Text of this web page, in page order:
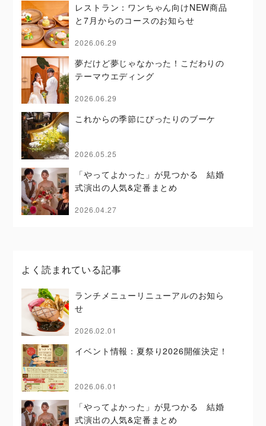
レストラン：ワンちゃん向けNEW商品
と7月からのコースのお知らせ
2026.06.29
夢だけど夢じゃなかった！こだわりの
テーマウエディング
2026.06.29
これからの季節にぴったりのブーケ
2026.05.25
「やってよかった」が見つかる 結婚
式演出の人気&定番まとめ
2026.04.27
よく読まれている記事
ランチメニューリニューアルのお知ら
せ
2026.02.01
イベント情報：夏祭り2026開催決定！
2026.06.01
「やってよかった」が見つかる 結婚
式演出の人気&定番まとめ